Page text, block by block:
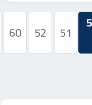
51
52
60